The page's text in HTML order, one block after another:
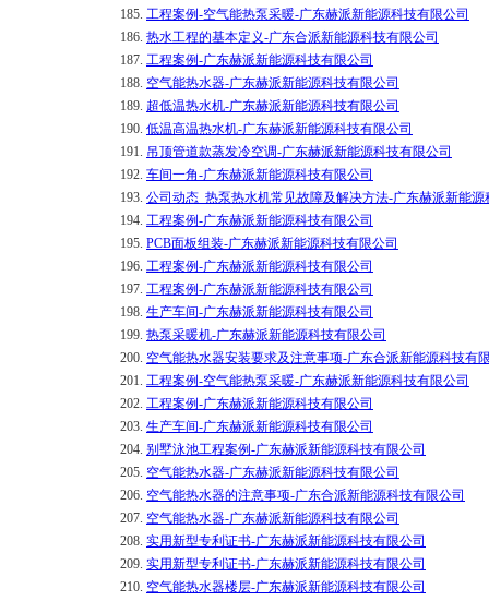
185. 工程案例-空气能热泵采暖-广东赫派新能源科技有限公司
186. 热水工程的基本定义-广东合派新能源科技有限公司
187. 工程案例-广东赫派新能源科技有限公司
188. 空气能热水器-广东赫派新能源科技有限公司
189. 超低温热水机-广东赫派新能源科技有限公司
190. 低温高温热水机-广东赫派新能源科技有限公司
191. 吊顶管道款蒸发冷空调-广东赫派新能源科技有限公司
192. 车间一角-广东赫派新能源科技有限公司
193. 公司动态_热泵热水机常见故障及解决方法-广东赫派新能源
194. 工程案例-广东赫派新能源科技有限公司
195. PCB面板组装-广东赫派新能源科技有限公司
196. 工程案例-广东赫派新能源科技有限公司
197. 工程案例-广东赫派新能源科技有限公司
198. 生产车间-广东赫派新能源科技有限公司
199. 热泵采暖机-广东赫派新能源科技有限公司
200. 空气能热水器安装要求及注意事项-广东合派新能源科技有
201. 工程案例-空气能热泵采暖-广东赫派新能源科技有限公司
202. 工程案例-广东赫派新能源科技有限公司
203. 生产车间-广东赫派新能源科技有限公司
204. 别墅泳池工程案例-广东赫派新能源科技有限公司
205. 空气能热水器-广东赫派新能源科技有限公司
206. 空气能热水器的注意事项-广东合派新能源科技有限公司
207. 空气能热水器-广东赫派新能源科技有限公司
208. 实用新型专利证书-广东赫派新能源科技有限公司
209. 实用新型专利证书-广东赫派新能源科技有限公司
210. 空气能热水器楼层-广东赫派新能源科技有限公司